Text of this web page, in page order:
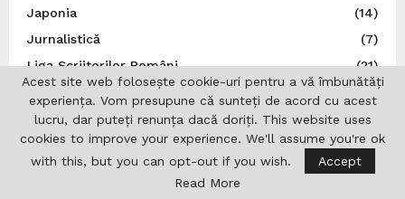
Japonia
(14)
Jurnalistică
(7)
Liga Scriitorilor Români
(21)
Literatură
(27)
Lituania
(6)
MApN
(2)
Marea Britanie
(49)
Acest site web folosește cookie-uri pentru a vă îmbunătăți
experiența. Vom presupune că sunteți de acord cu acest
lucru, dar puteți renunța dacă doriți. This website uses
cookies to improve your experience. We'll assume you're ok
with this, but you can opt-out if you wish.
Accept
Read More